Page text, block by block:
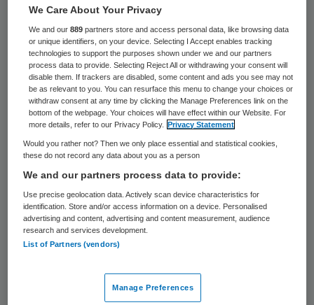
ondanks langdurig overleg het akkoord
‘Verantwoord Wisselen’ niet tekenen.
Volgens de patiëntenorganisaties zijn
miljoenen patiënten de dupe van dit besluit,
want uit eerder onderzoek van de veertien
patiëntenorganisaties blijkt dat 1 miljoen
mensen met een chronische aandoening
jaarlijks zonder medische reden worden
omgezet op een ander medicijn. Dit
wisselen heeft grote impact voor veel
patiënten, zoals gezondheidsproblemen,
extra onderzoek, angst en onzekerheid en
We Care About Your Privacy
We and our889 partners store and access personal data, like browsing data
or unique identifiers, on your device. Selecting I Accept enables tracking
technologies to support the purposes shown under we and our partners
process data to provide. Selecting Reject All or withdrawing your consent will
disable them. If trackers are disabled, some content and ads you see may not
be as relevant to you. You can resurface this menu to change your choices or
withdraw consent at any time by clicking the Manage Preferences link on the
bottom of the webpage. Your choices will have effect within our Website. For
more details, refer to our Privacy Policy.
Privacy Statement
Would you rather not? Then we only place essential and statistical cookies,
these do not record any data about you as a person
We and our partners process data to provide:
Use precise geolocation data. Actively scan device characteristics for
identification. Store and/or access information on a device. Personalised
advertising and content, advertising and content measurement, audience
research and services development.
List of Partners (vendors)
Manage Preferences